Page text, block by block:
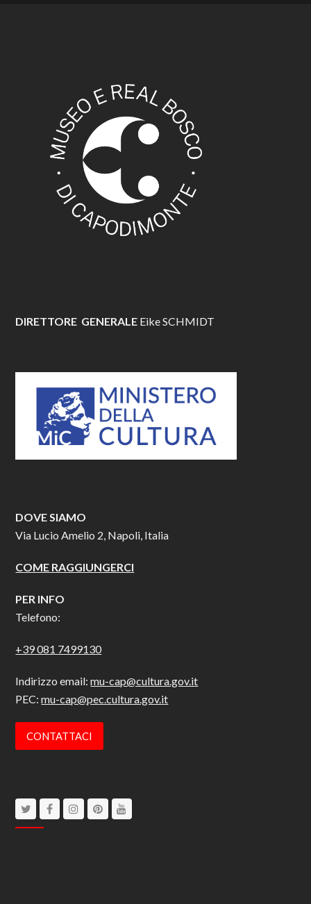
DIRETTORE GENERALE Eike SCHMIDT
DOVE SIAMO
Via Lucio Amelio 2, Napoli, Italia
COME RAGGIUNGERCI
PER INFO
Telefono:
+39 081 7499130
Indirizzo email:mu-cap@cultura.gov.it
PEC:mu-cap@pec.cultura.gov.it
CONTATTACI
TwitterFacebookInstagram
Pinterest